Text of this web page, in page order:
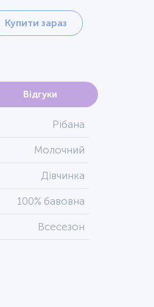
Купити зараз
Відгуки
Рібана
Молочний
Дівчинка
100% бавовна
Всесезон